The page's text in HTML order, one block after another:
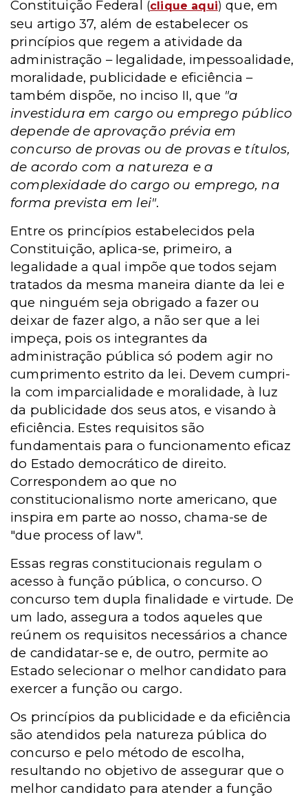
Constituição Federal (clique aqui) que, em
seu artigo 37, além de estabelecer os
princípios que regem a atividade da
administração – legalidade, impessoalidade,
moralidade, publicidade e eficiência –
também dispõe, no inciso II, que "a
investidura em cargo ou emprego público
depende de aprovação prévia em
concurso de provas ou de provas e títulos,
de acordo com a natureza e a
complexidade do cargo ou emprego, na
forma prevista em lei".
Entre os princípios estabelecidos pela
Constituição, aplica-se, primeiro, a
legalidade a qual impõe que todos sejam
tratados da mesma maneira diante da lei e
que ninguém seja obrigado a fazer ou
deixar de fazer algo, a não ser que a lei
impeça, pois os integrantes da
administração pública só podem agir no
cumprimento estrito da lei. Devem cumpri-
la com imparcialidade e moralidade, à luz
da publicidade dos seus atos, e visando à
eficiência. Estes requisitos são
fundamentais para o funcionamento eficaz
do Estado democrático de direito.
Correspondem ao que no
constitucionalismo norte americano, que
inspira em parte ao nosso, chama-se de
"due process of law".
Essas regras constitucionais regulam o
acesso à função pública, o concurso. O
concurso tem dupla finalidade e virtude. De
um lado, assegura a todos aqueles que
reúnem os requisitos necessários a chance
de candidatar-se e, de outro, permite ao
Estado selecionar o melhor candidato para
exercer a função ou cargo.
Os princípios da publicidade e da eficiência
são atendidos pela natureza pública do
concurso e pelo método de escolha,
resultando no objetivo de assegurar que o
melhor candidato para atender a função